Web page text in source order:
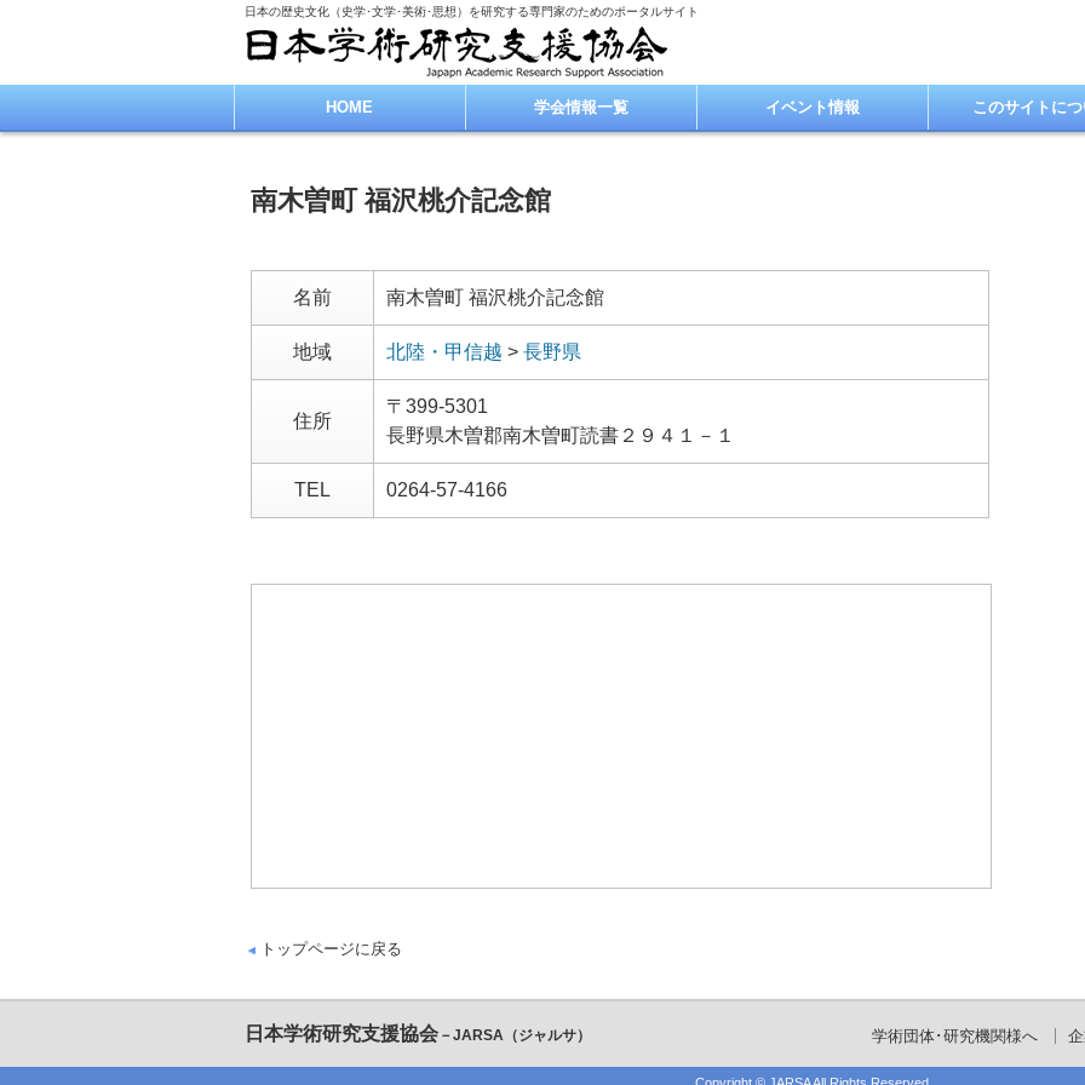
日本の歴史文化（史学･文学･美術･思想）を研究する専門家のためのポータルサイト
HOME 学会情報一覧 イベント情報 このサイトに
南木曽町 福沢桃介記念館
名前 南木曽町 福沢桃介記念館
地域 北陸・甲信越 > 長野県
住所
〒399-5301
長野県木曽郡南木曽町読書２９４１－１
TEL 0264-57-4166
トップページに戻る
日本学術研究支援協会 －JARSA（ジャルサ） 学術団体･研究機関様へ